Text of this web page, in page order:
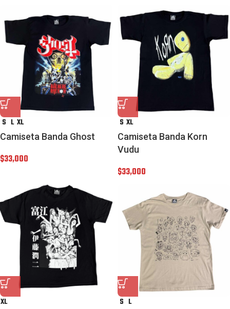
S L XL
Camiseta Banda Ghost
$33,000
S XL
Camiseta Banda Korn
Vudu
$33,000
XL S L